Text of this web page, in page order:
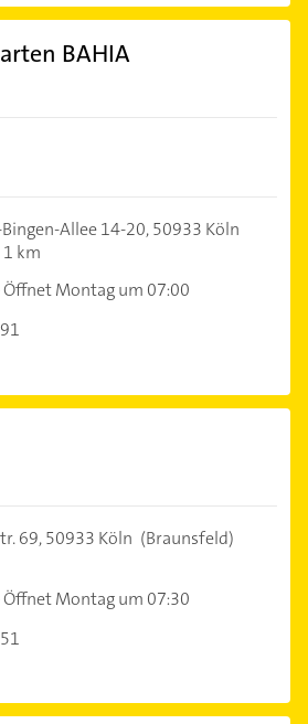
BAHIA
Allee 14-20,50933 Köln
1 km
Öffnet Montag um 07:00
69,50933 Köln (Braunsfeld)
Öffnet Montag um 07:30